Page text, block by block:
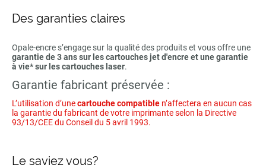
Des garanties claires
Opale-encre s’engage sur la qualité des produits et vous offre une
garantie de 3 ans sur les cartouches jet d'encre et une garantie
à vie* sur les cartouches laser.
Garantie fabricant préservée :
L’utilisation d’unecartouche compatible n’affectera en aucun cas
la garantie du fabricant de votre imprimante selon la Directive
93/13/CEE du Conseil du 5 avril 1993.
Le saviez vous?